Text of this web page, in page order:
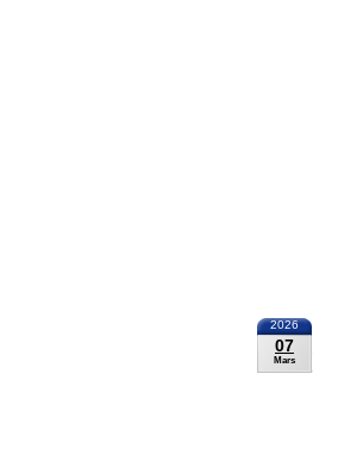
2026
07
Mars